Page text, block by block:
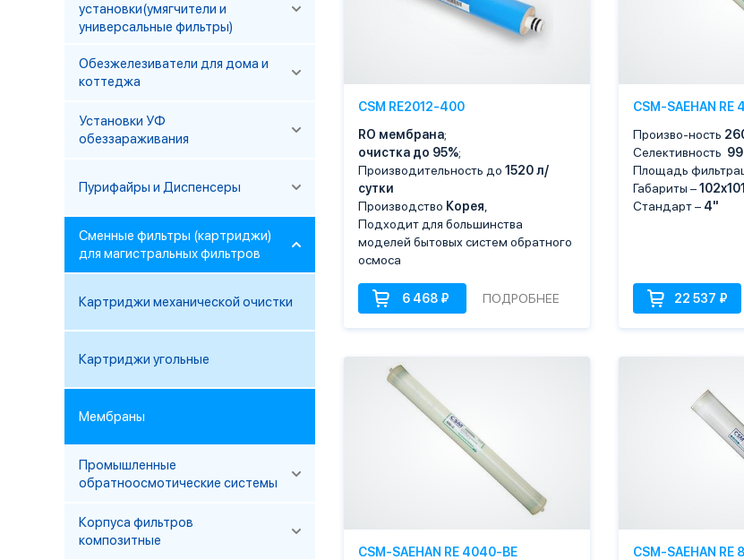
CSM RE2012-400
RO мембрана;
очистка до 95%;
Производительность до 1520 л/
сутки
Производство Корея,
Подходит для большинства
моделей бытовых систем обратного
осмоса
ПОДРОБНЕЕ
CSM-SAEHAN RE
Произво-ность
Селективность
Площадь
Габариты –
Стандарт – 4"
CSM-SAEHAN RE 4040-BE
CSM-SAEHAN
установки(умягчители и
универсальные фильтры)
Обезжелезиватели для дома и
коттеджа
Установки УФ
обеззараживания
Пурифайры и Диспенсеры
Сменные фильтры (картриджи)
для магистральных фильтров
Картриджи механической очистки
Картриджи угольные
Мембраны
Промышленные
обратноосмотические системы
Корпуса фильтров
композитные